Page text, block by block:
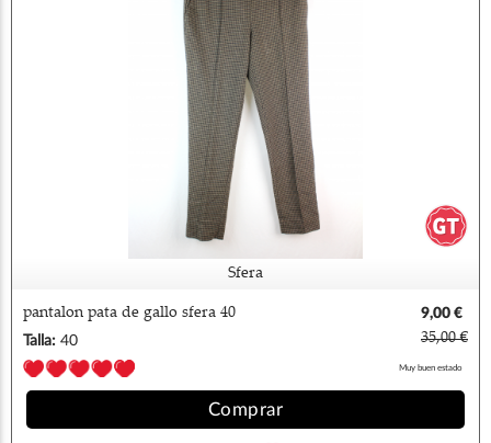
Sfera
pantalon pata de gallo sfera 40
9,00 €
Talla: 40 35,00 €
Muy buen estado
Comprar